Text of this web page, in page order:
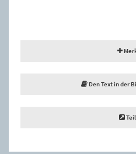
Den Text in der